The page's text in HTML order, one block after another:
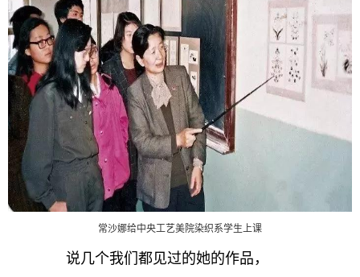
常沙娜给中央工艺美院染织系学生上课
说几个我们都见过的她的作品，